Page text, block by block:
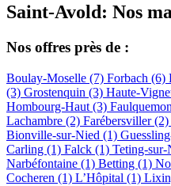
Saint-Avold: Nos
Nos offres près de :
Boulay-Moselle (7) Forbach (6)
(3) Grostenquin (3) Haute-
Hombourg-Haut (3)
Lachambre (2) Farébersviller (2)
Bionville-sur-Nied (1)
Carling (1) Falck (1) Teting-sur-
Narbéfontaine (1) Betting (1)
Cocheren (1) L’Hôpital (1)